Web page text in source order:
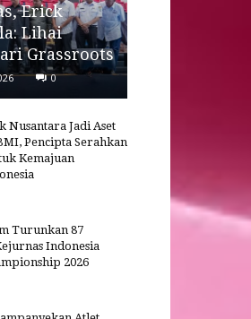
Erick
Lihai
Grassroots
0
Nusantara Jadi Aset
Pencipta Serahkan
Kemajuan
Turunkan 87
Indonesia
2026